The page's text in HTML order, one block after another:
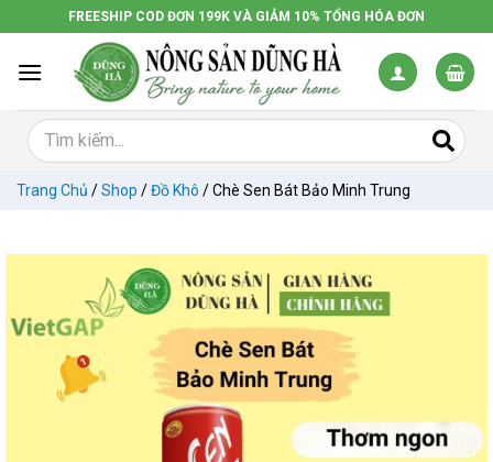
đến
dung
FREESHIP COD ĐƠN 199K VÀ GIẢM 10% TỔNG HÓA ĐƠN
Trang Chủ /Shop /Đồ Khô /Chè Sen Bát Bảo Minh Trung